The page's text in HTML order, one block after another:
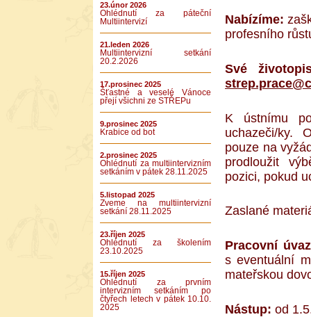
23.únor 2026
Ohlédnutí za páteční
Multiintervizí
21.leden 2026
Multiintervizní setkání
20.2.2026
17.prosinec 2025
Šťastné a veselé Vánoce
přejí všichni ze STŘEPu
9.prosinec 2025
Krabice od bot
2.prosinec 2025
Ohlédnutí za multiintervizním
setkáním v pátek 28.11.2025
5.listopad 2025
Zveme na multiintervizní
setkání 28.11.2025
23.říjen 2025
Ohlédnutí za školením
23.10.2025
15.říjen 2025
Ohlédnutí za prvním
intervizním setkáním po
čtyřech letech v pátek 10.10.
2025
Nabízíme:
profesního
Své
K ústnímu
uchazeči/ky.
pouze na
prodloužit
pozici, pokud
Zaslané
Pracovní
s eventuální
mateřskou
Nástup: od